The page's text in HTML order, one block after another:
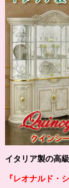
イタリア製の高
『レオナルド・